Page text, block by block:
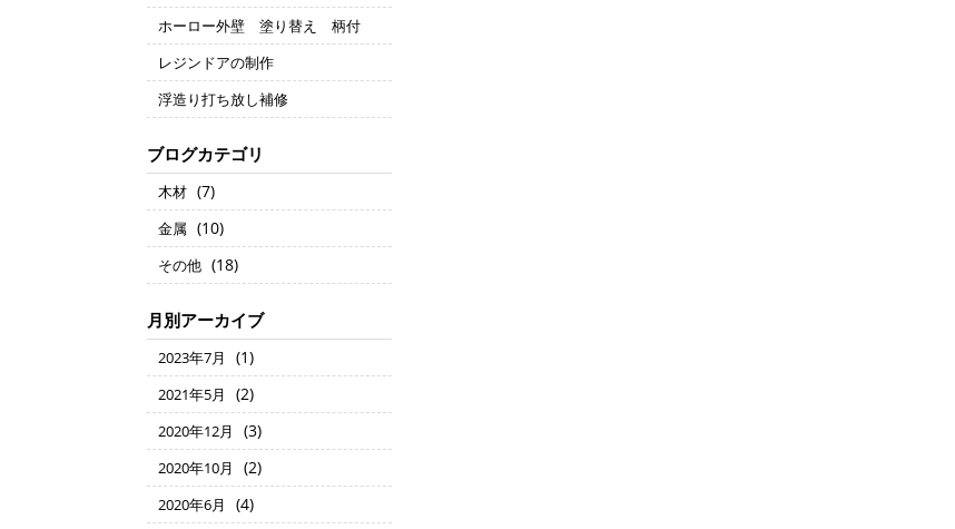
ホーロー外壁 塗り替え 柄付
レジンドアの制作
浮造り打ち放し補修
ブログカテゴリ
木材 (7)
金属 (10)
その他 (18)
月別アーカイブ
2023年7月 (1)
2021年5月 (2)
2020年12月 (3)
2020年10月 (2)
2020年6月 (4)